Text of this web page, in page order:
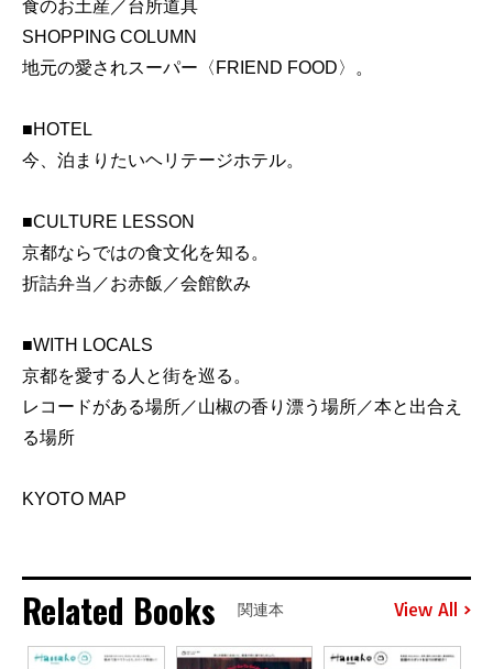
食のお土産／台所道具
SHOPPING COLUMN
地元の愛されスーパー〈FRIEND FOOD〉。
■HOTEL
今、泊まりたいヘリテージホテル。
■CULTURE LESSON
京都ならではの食文化を知る。
折詰弁当／お赤飯／会館飲み
■WITH LOCALS
京都を愛する人と街を巡る。
レコードがある場所／山椒の香り漂う場所／本と出合え
る場所
KYOTO MAP
Related Books 関連本 View All